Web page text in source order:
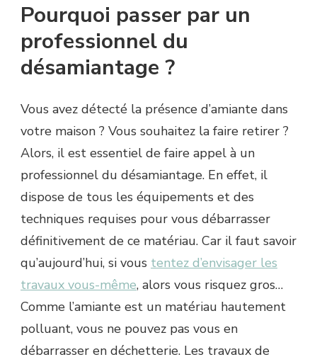
Pourquoi passer par un
professionnel du
désamiantage ?
Vous avez détecté la présence d’amiante dans
votre maison ? Vous souhaitez la faire retirer ?
Alors, il est essentiel de faire appel à un
professionnel du désamiantage. En effet, il
dispose de tous les équipements et des
techniques requises pour vous débarrasser
définitivement de ce matériau. Car il faut savoir
qu’aujourd’hui, si vous tentez d’envisager les
travaux vous-même, alors vous risquez gros…
Comme l’amiante est un matériau hautement
polluant, vous ne pouvez pas vous en
débarrasser en déchetterie. Les travaux de